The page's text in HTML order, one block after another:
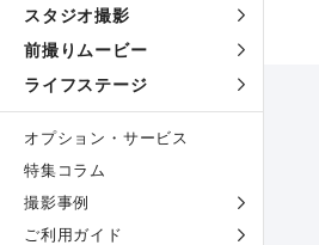
スタジオ撮影
前撮りムービー
ライフステージ
オプション・サービス
特集コラム
撮影事例
ご利用ガイド